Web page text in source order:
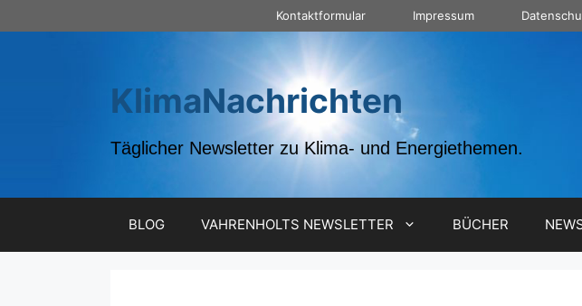
Inhalt
Kontaktformular Impressum
KlimaNachrichten
Täglicher Newsletter zu Klima- und Energiethemen.
BLOG VAHRENHOLTS NEWSLETTER BÜCHER